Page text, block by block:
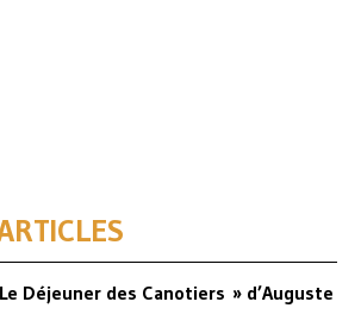
Déjeuner des Canotiers » d’Auguste